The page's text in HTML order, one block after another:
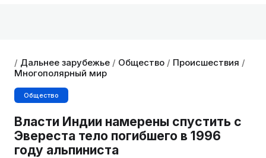
/ Дальнее зарубежье / Общество / Происшествия /
Многополярный мир
Общество
Власти Индии намерены спустить с
Эвереста тело погибшего в 1996
году альпиниста